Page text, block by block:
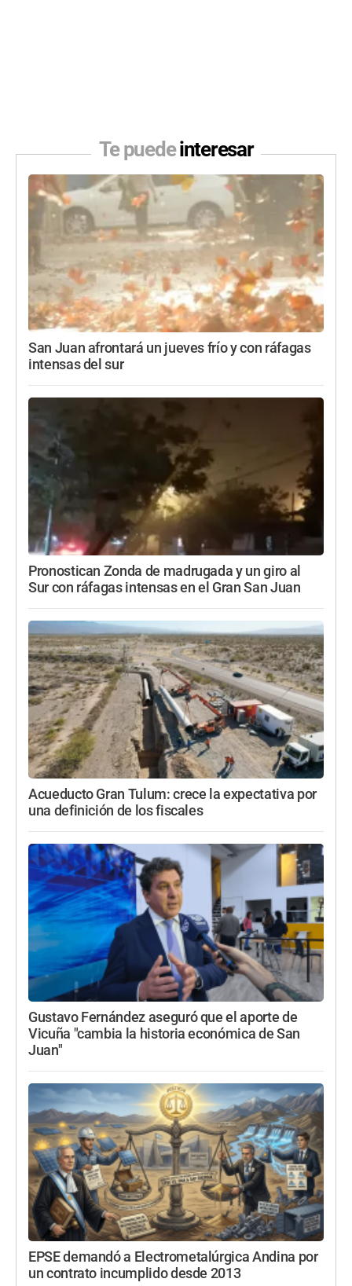
Te puedeinteresar
San Juan afrontará un jueves frío y con ráfagas
intensas del sur
Pronostican Zonda de madrugada y un giro al
Sur con ráfagas intensas en el Gran San Juan
Acueducto Gran Tulum: crece la expectativa por
una definición de los fiscales
Gustavo Fernández aseguró que el aporte de
Vicuña "cambia la historia económica de San
Juan"
EPSE demandó a Electrometalúrgica Andina por
un contrato incumplido desde 2013